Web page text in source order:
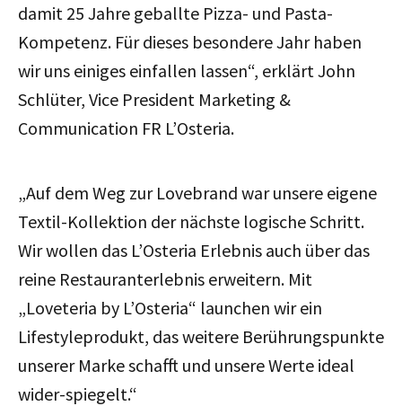
damit 25 Jahre geballte Pizza- und Pasta-
Kompetenz. Für dieses besondere Jahr haben
wir uns einiges einfallen lassen“, erklärt John
Schlüter, Vice President Marketing &
Communication FR L’Osteria.
„Auf dem Weg zur Lovebrand war unsere eigene
Textil-Kollektion der nächste logische Schritt.
Wir wollen das L’Osteria Erlebnis auch über das
reine Restauranterlebnis erweitern. Mit
„Loveteria by L’Osteria“ launchen wir ein
Lifestyleprodukt, das weitere Berührungspunkte
unserer Marke schafft und unsere Werte ideal
wider-spiegelt.“